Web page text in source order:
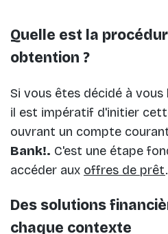
Quelle est la
obtention ?
Si vous êtes décidé à
il est impératif d'initier
ouvrant un compte
Bank!. C'est une étape
accéder aux offres de prêt.
Des solutions
chaque contexte